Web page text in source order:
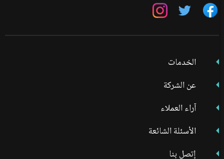
تابعنا
فيسبوك
تابعنا
على
تويتر
تابعنا
انستجرام
الخدمات
عن الشركة
آراء العملاء
الأسئلة الشائعة
إتصل بنا